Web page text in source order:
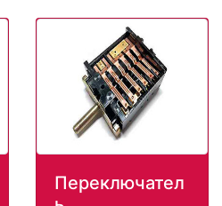
Переключател